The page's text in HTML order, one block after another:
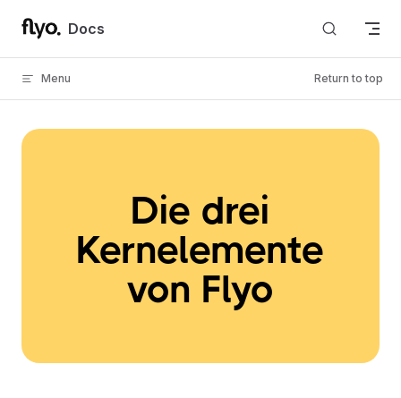
Skip to content
Docs
Menu Return to top
Die drei
Kernelemente
von Flyo